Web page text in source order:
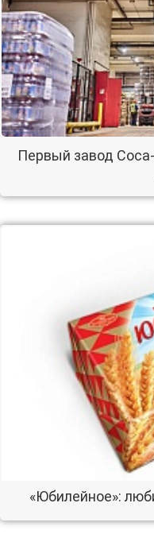
Первый завод
«Юбилейное»: